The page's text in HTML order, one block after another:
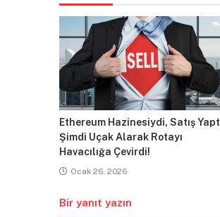
Ethereum Hazinesiydi, Satış
Şimdi Uçak Alarak Rotayı
Havacılığa Çevirdi!
Ocak 26, 2026
Bir yanıt yazın